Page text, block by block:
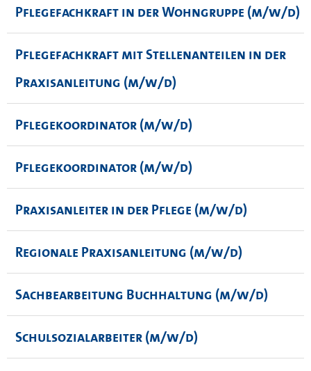
Pflegefachkraft in der Wohngruppe (m/w/d)
Pflegefachkraft mit Stellenanteilen in der
Praxisanleitung (m/w/d)
Pflegekoordinator (m/w/d)
Pflegekoordinator (m/w/d)
Praxisanleiter in der Pflege (m/w/d)
Regionale Praxisanleitung (m/w/d)
Sachbearbeitung Buchhaltung (m/w/d)
Schulsozialarbeiter (m/w/d)